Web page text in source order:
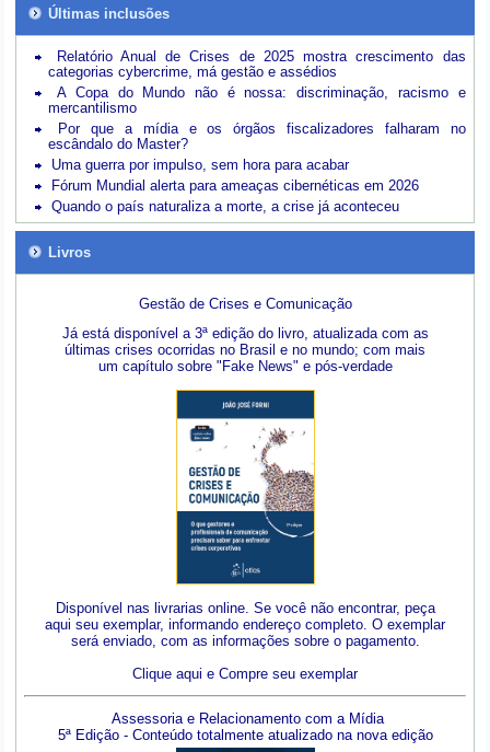
Últimas inclusões
Relatório Anual de Crises de 2025 mostra crescimento das
categorias cybercrime, má gestão e assédios
A Copa do Mundo não é nossa: discriminação, racismo e
mercantilismo
Por que a mídia e os órgãos fiscalizadores falharam no
escândalo do Master?
Uma guerra por impulso, sem hora para acabar
Fórum Mundial alerta para ameaças cibernéticas em 2026
Quando o país naturaliza a morte, a crise já aconteceu
Livros
Gestão de Crises e Comunicação
Já está disponível a 3ª edição do livro, atualizada com as
últimas crises ocorridas no Brasil e no mundo; com mais
um capítulo sobre "Fake News" e pós-verdade
Disponível nas livrarias online. Se você não encontrar, peça
aqui seu exemplar, informando endereço completo. O exemplar
será enviado, com as informações sobre o pagamento.
Clique aqui e Compre seu exemplar
Assessoria e Relacionamento com a Mídia
5ª Edição - Conteúdo totalmente atualizado na nova edição